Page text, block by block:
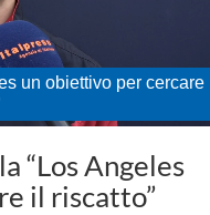
un obiettivo per cercare
“Los Angeles
il riscatto”